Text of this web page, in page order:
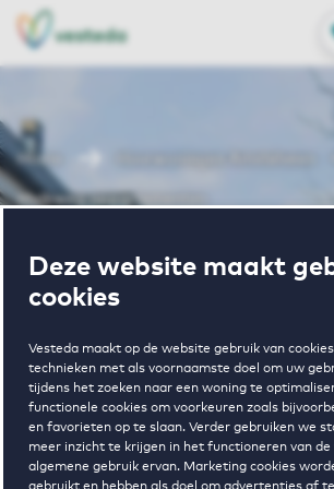
Deze website maakt
cookies
Vesteda maakt op de website gebruik van
technieken met als voornaamste doel om uw
tijdens het zoeken naar een woning te
functionele cookies om voorkeuren zoals
en favorieten op te slaan. Verder gebruiken we
meer inzicht te krijgen in het functioneren van
algemene gebruik ervan. Marketing cookies
NL
EN
Melkweg appartementen
Wonen in
Melkweg